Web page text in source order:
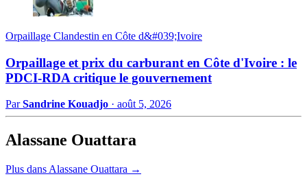
Orpaillage Clandestin en Côte d&#039;Ivoire
Orpaillage et prix du carburant en Côte d'Ivoire : le
PDCI-RDA critique le gouvernement
ParSandrine Kouadjo · août 5, 2026
Alassane Ouattara
Plus dans Alassane Ouattara →